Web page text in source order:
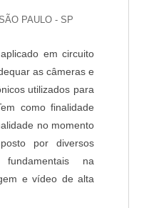
PAULO - SP
em circuito
as câmeras e
utilizados para
como finalidade
no momento
por diversos
na
e vídeo de alta